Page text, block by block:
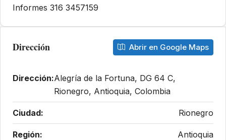
Informes 316 3457159
Dirección Abrir en Google Maps
Dirección:Alegría de la Fortuna, DG 64 C,
Rionegro, Antioquia, Colombia
Ciudad: Rionegro
Región: Antioquia